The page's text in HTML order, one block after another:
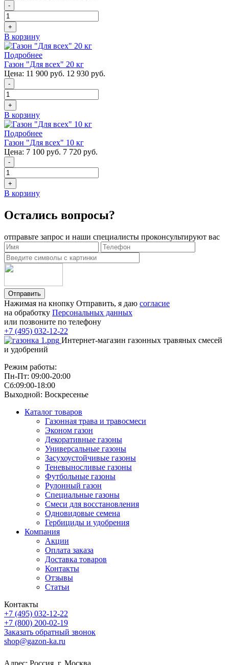
-
+
В корзину
Подробнее
Газон "Для всех" 20 кг
Цена: 11 900 руб. 12 930 руб.
-
+
В корзину
Подробнее
Газон "Для всех" 10 кг
Цена: 7 100 руб. 7 720 руб.
-
+
В корзину
Остались вопросы?
отправьте запрос и наши специалисты проконсультируют вас
Отправить
Нажимая на кнопку Отправить, я даю согласие
на обработку Персональных данных
или позвоните по телефону
+7 (495) 032-12-22
Интернет-магазин газонных травяных смесей
и удобрений
Режим работы:
Пн-Пт: 09:00-20:00
Сб:09:00-18:00
Выходной: Воскресенье
Каталог товаров
Газонная трава и травосмеси
Эконом газон
Декоративные газоны
Универсальные газоны
Засухоустойчивые газоны
Теневыносливые газоны
Футбольные газоны
Рулонный газон
Специальные газоны
Смеси для восстановления
Одновидовые семена
Гербициды и удобрения
Компания
Акции
Оплата заказа
Доставка товаров
Контакты
Отзывы
Статьи
Контакты
+7 (495) 032-12-22
+7 (800) 200-02-19
Заказать обратный звонок
shop@gazon-ka.ru
Адрес: Россия, г. Москва,